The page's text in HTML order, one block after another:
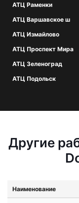
АТЦ Раменки
АТЦ Варшавское ш
АТЦ Измайлово
АТЦ Проспект Мира
АТЦ Зеленоград
АТЦ Подольск
Другие
Наименование